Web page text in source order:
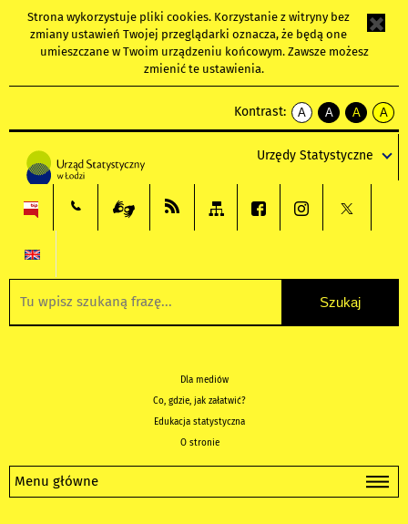
Strona wykorzystuje pliki cookies. Korzystanie z witryny bez
zmiany ustawień Twojej przeglądarki oznacza, że będą one
umieszczane w Twoim urządzeniu końcowym. Zawsze możesz
zmienić te ustawienia.
Kontrast:
A
kontrast
A
kontrast
tekst
czarnym
A
kontrast
tekst
czarnym
A
tekst
żółtym
Urzędy Statystyczne
Dla mediów
Co, gdzie, jak załatwić?
Edukacja statystyczna
O stronie
Menu główne